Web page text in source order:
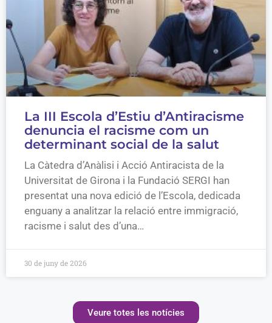
La III Escola d’Estiu d’Antiracisme
denuncia el racisme com un
determinant social de la salut
La Càtedra d’Anàlisi i Acció Antiracista de la
Universitat de Girona i la Fundació SERGI han
presentat una nova edició de l’Escola, dedicada
enguany a analitzar la relació entre immigració,
racisme i salut des d’una…
30 de juny de 2026
Veure totes les notícies